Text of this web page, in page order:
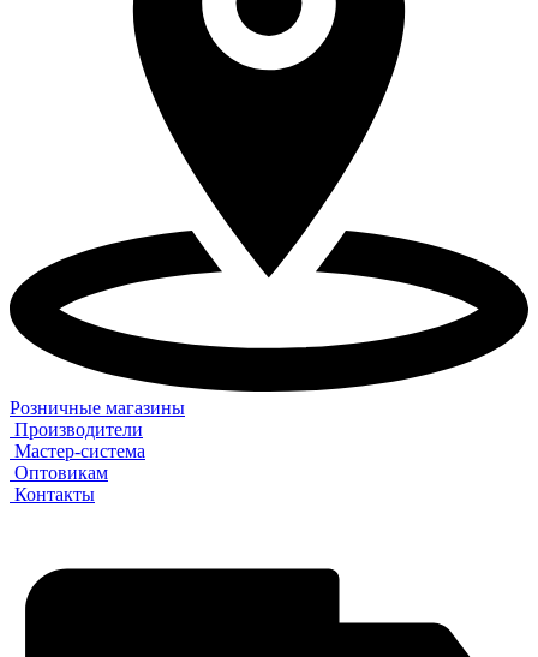
Розничные магазины
Производители
Мастер-система
Оптовикам
Контакты